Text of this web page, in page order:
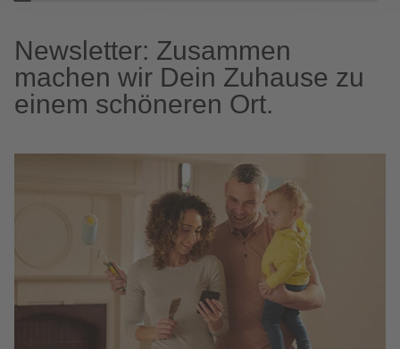
Newsletter: Zusammen
machen wir Dein Zuhause zu
einem schöneren Ort.